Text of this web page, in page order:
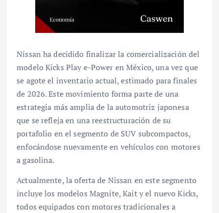
Nissan ha decidido finalizar la comercialización del
modelo Kicks Play e-Power en México, una vez que
se agote el inventario actual, estimado para finales
de 2026. Este movimiento forma parte de una
estrategia más amplia de la automotriz japonesa
que se refleja en una reestructuración de su
portafolio en el segmento de SUV subcompactos,
enfocándose nuevamente en vehículos con motores
a gasolina.
Actualmente, la oferta de Nissan en este segmento
incluye los modelos Magnite, Kait y el nuevo Kicks,
todos equipados con motores tradicionales a